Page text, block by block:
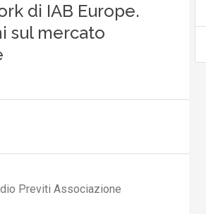
di IAB Europe.
sul mercato
Previti Associazione